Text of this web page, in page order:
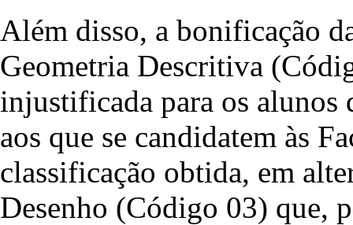
Além disso, a bonificação
Geometria Descritiva
injustificada para os alunos
aos que se candidatem às
classificação obtida, em
Desenho (Código 03) que,